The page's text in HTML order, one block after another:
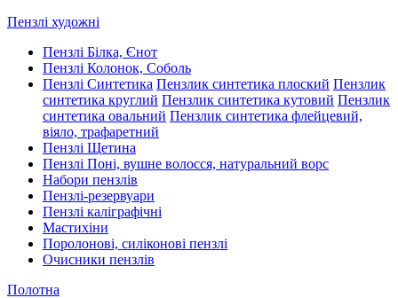
Пензлі художні
Пензлі Білка, Єнот
Пензлі Колонок, Соболь
Пензлі Синтетика Пензлик синтетика плоский Пензлик
синтетика круглий Пензлик синтетика кутовий Пензлик
синтетика овальний Пензлик синтетика флейцевий,
віяло, трафаретний
Пензлі Щетина
Пензлі Поні, вушне волосся, натуральний ворс
Набори пензлів
Пензлі-резервуари
Пензлі каліграфічні
Мастихіни
Поролонові, силіконові пензлі
Очисники пензлів
Полотна